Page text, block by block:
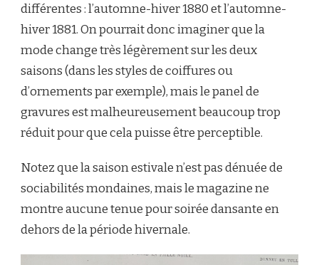
différentes : l’automne-hiver 1880 et l’automne-
hiver 1881. On pourrait donc imaginer que la
mode change très légèrement sur les deux
saisons (dans les styles de coiffures ou
d’ornements par exemple), mais le panel de
gravures est malheureusement beaucoup trop
réduit pour que cela puisse être perceptible.
Notez que la saison estivale n’est pas dénuée de
sociabilités mondaines, mais le magazine ne
montre aucune tenue pour soirée dansante en
dehors de la période hivernale.